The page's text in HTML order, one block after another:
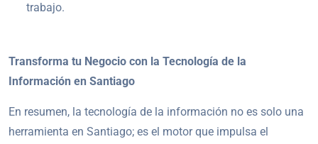
trabajo.
Transforma tu Negocio con la Tecnología de la
Información en Santiago
En resumen, la tecnología de la información no es solo una
herramienta en Santiago; es el motor que impulsa el